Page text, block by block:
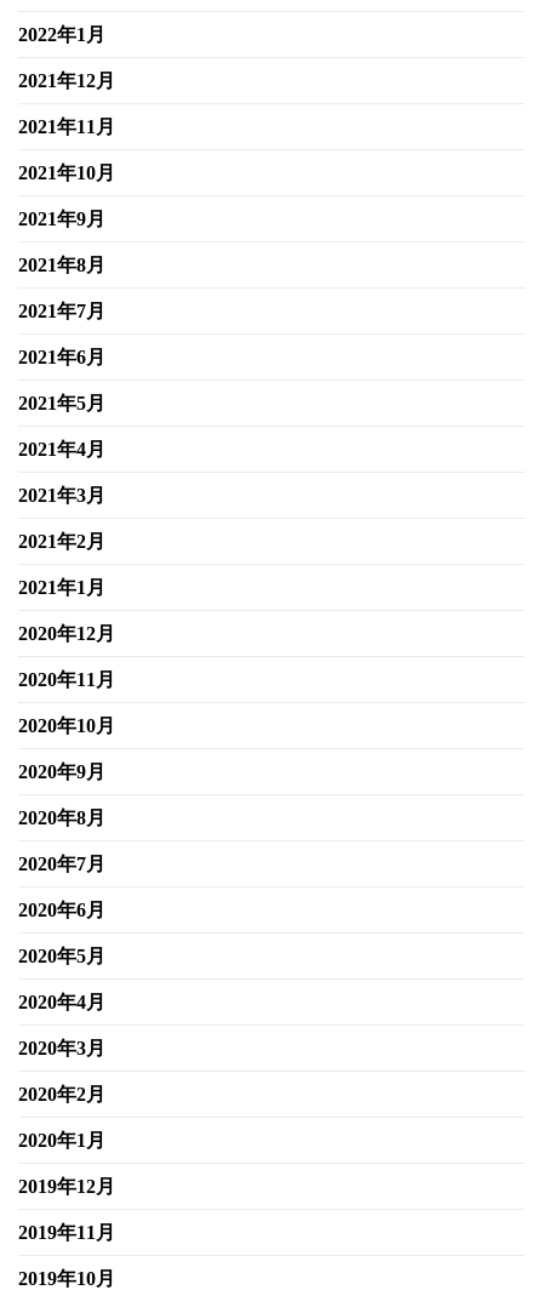
2022年1月
2021年12月
2021年11月
2021年10月
2021年9月
2021年8月
2021年7月
2021年6月
2021年5月
2021年4月
2021年3月
2021年2月
2021年1月
2020年12月
2020年11月
2020年10月
2020年9月
2020年8月
2020年7月
2020年6月
2020年5月
2020年4月
2020年3月
2020年2月
2020年1月
2019年12月
2019年11月
2019年10月